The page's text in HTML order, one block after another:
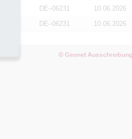
DE–06231
10.06.2026
DE–06231 10.06.2026
© Geonet